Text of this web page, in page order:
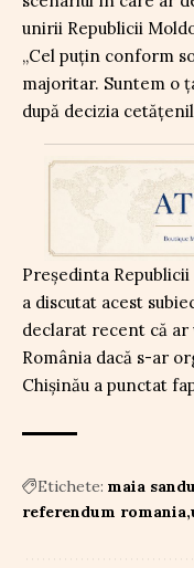
unirii Republicii
„Cel puţin conform
majoritar. Suntem o
după decizia
Președinta
a discutat acest
declarat recent că
România dacă s-ar
Chișinău a punctat
Etichete: maia sandu
referendum romania